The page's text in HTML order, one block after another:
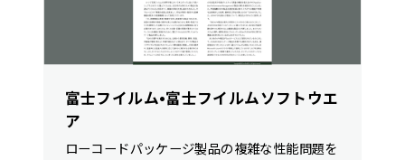
富士フイルム•富士フイルムソフトウエ
ア
ローコードパッケージ製品の複雑な性能問題を